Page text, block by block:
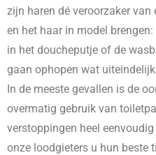
zijn haren dé veroorzaker van
en het haar in model
in het doucheputje of de
gaan ophopen wat
In de meeste gevallen is de
overmatig gebruik van
verstoppingen heel
onze loodgieters u hun beste